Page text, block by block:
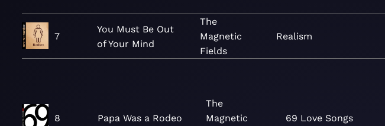
7
You Must Be Out
of Your Mind
The
Magnetic
Fields
Realism
8 Papa Was a Rodeo
The
Magnetic
69 Love Songs